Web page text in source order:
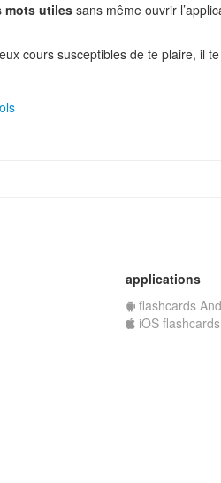
mots utiles sans même ouvrir
cours susceptibles de te plaire, il
applications
flashcards
iOS flashcards